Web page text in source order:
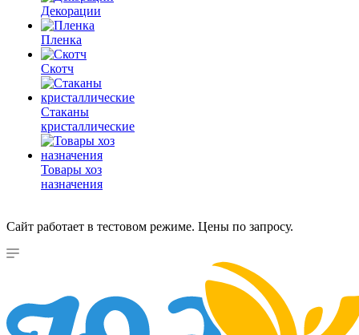
Декорации
Пленка
Скотч
Стаканы
кристаллические
Товары хоз
назначения
Сайт работает в тестовом режиме. Цены по запросу.